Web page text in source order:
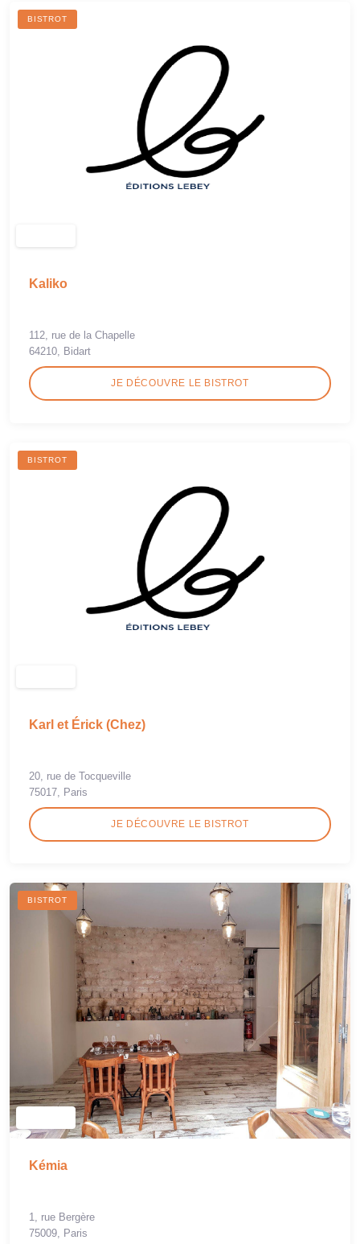
BISTROT
Kaliko
112, rue de la Chapelle
64210, Bidart
JE DÉCOUVRE LE BISTROT
BISTROT
Karl et Érick (Chez)
20, rue de Tocqueville
75017, Paris
JE DÉCOUVRE LE BISTROT
BISTROT
Kémia
1, rue Bergère
75009, Paris